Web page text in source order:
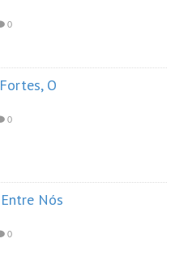
0
O
0
Nós
0